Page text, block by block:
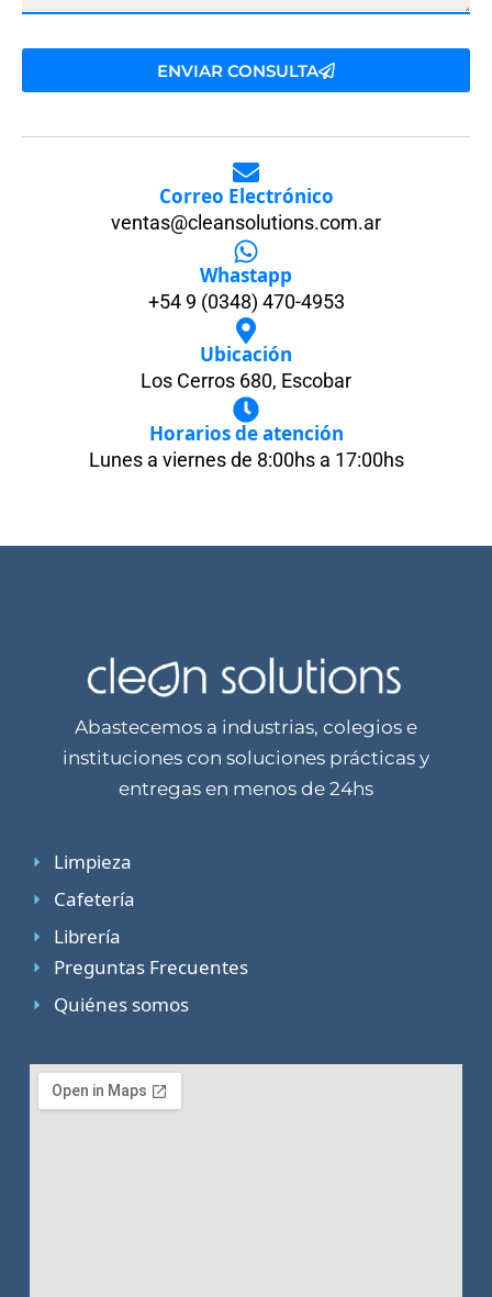
ENVIAR CONSULTA
Correo Electrónico
ventas@cleansolutions.com.ar
Whastapp
+54 9 (0348) 470-4953
Ubicación
Los Cerros 680, Escobar
Horarios de atención
Lunes a viernes de 8:00hs a 17:00hs
Abastecemos a industrias, colegios e
instituciones con soluciones prácticas y
entregas en menos de 24hs
Limpieza
Cafetería
Librería
Preguntas Frecuentes
Quiénes somos